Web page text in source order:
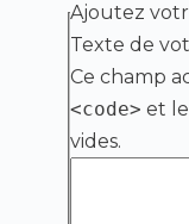
Ajoutez
Texte de
Ce champ
<code> et
vides.